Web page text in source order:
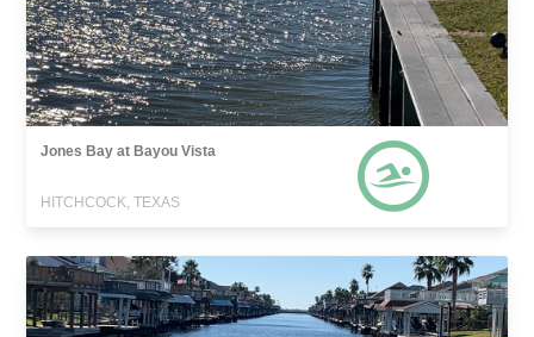
Jones Bay at Bayou Vista
HITCHCOCK, TEXAS